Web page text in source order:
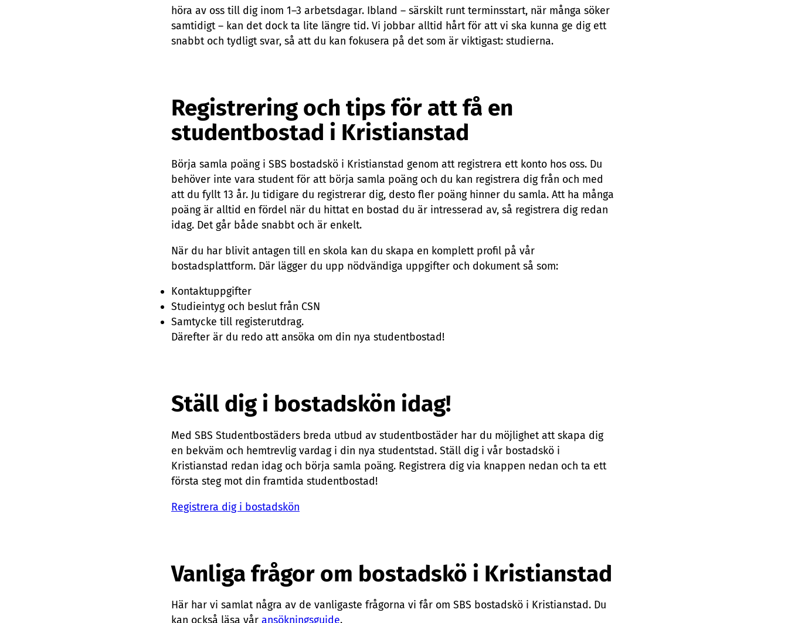
höra av oss till dig inom 1–3 arbetsdagar. Ibland – särskilt runt terminsstart, när många söker
samtidigt – kan det dock ta lite längre tid. Vi jobbar alltid hårt för att vi ska kunna ge dig ett
snabbt och tydligt svar, så att du kan fokusera på det som är viktigast: studierna.
Registrering och tips för att få en
studentbostad i Kristianstad
Börja samla poäng i SBS bostadskö i Kristianstad genom att registrera ett konto hos oss. Du
behöver inte vara student för att börja samla poäng och du kan registrera dig från och med
att du fyllt 13 år. Ju tidigare du registrerar dig, desto fler poäng hinner du samla. Att ha många
poäng är alltid en fördel när du hittat en bostad du är intresserad av, så registrera dig redan
idag. Det går både snabbt och är enkelt.
När du har blivit antagen till en skola kan du skapa en komplett profil på vår
bostadsplattform. Där lägger du upp nödvändiga uppgifter och dokument så som:
Kontaktuppgifter
Studieintyg och beslut från CSN
Samtycke till registerutdrag.
Därefter är du redo att ansöka om din nya studentbostad!
Ställ dig i bostadskön idag!
Med SBS Studentbostäders breda utbud av studentbostäder har du möjlighet att skapa dig
en bekväm och hemtrevlig vardag i din nya studentstad. Ställ dig i vår bostadskö i
Kristianstad redan idag och börja samla poäng. Registrera dig via knappen nedan och ta ett
första steg mot din framtida studentbostad!
Registrera dig i bostadskön
Vanliga frågor om bostadskö i Kristianstad
Här har vi samlat några av de vanligaste frågorna vi får om SBS bostadskö i Kristianstad. Du
kan också läsa vår ansökningsguide.